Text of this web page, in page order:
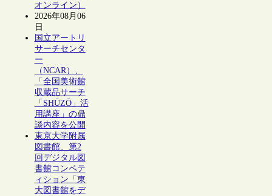
オンライン）
2026年08月06
日
国立アートリ
サーチセンタ
ー
（NCAR）、
「全国美術館
収蔵品サーチ
「SHŪZŌ」活
用講座」の鼎
談内容を公開
東京大学附属
図書館、第2
回デジタル図
書館コンペテ
ィション「東
大図書館をデ